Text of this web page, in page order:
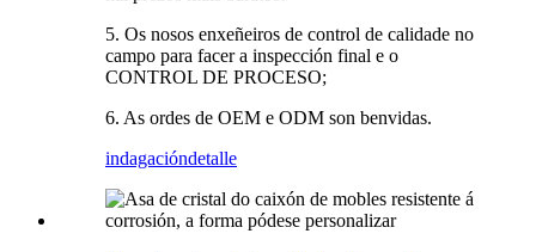
5. Os nosos enxeñeiros de control de calidade no
campo para facer a inspección final e o
CONTROL DE PROCESO;
6. As ordes de OEM e ODM son benvidas.
indagacióndetalle